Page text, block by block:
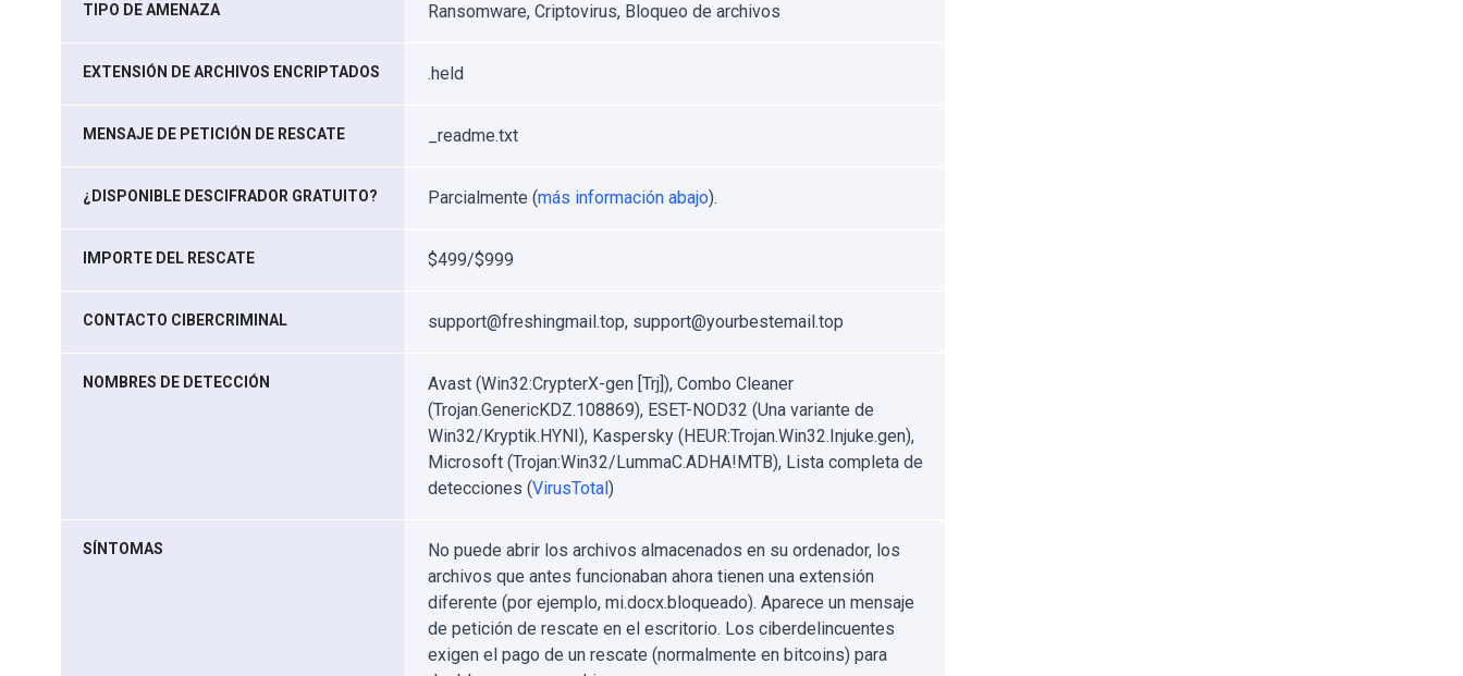
TIPO DE AMENAZA Ransomware, Criptovirus, Bloqueo de archivos
EXTENSIÓN DE ARCHIVOS ENCRIPTADOS .held
MENSAJE DE PETICIÓN DE RESCATE _readme.txt
¿DISPONIBLE DESCIFRADOR GRATUITO? Parcialmente (más información abajo).
IMPORTE DEL RESCATE $499/$999
CONTACTO CIBERCRIMINAL support@freshingmail.top, support@yourbestemail.top
NOMBRES DE DETECCIÓN
Avast (Win32:CrypterX-gen [Trj]), Combo Cleaner
(Trojan.GenericKDZ.108869), ESET-NOD32 (Una variante de
Win32/Kryptik.HYNI), Kaspersky (HEUR:Trojan.Win32.Injuke.gen),
Microsoft (Trojan:Win32/LummaC.ADHA!MTB), Lista completa de
detecciones (VirusTotal)
SÍNTOMAS
No puede abrir los archivos almacenados en su ordenador, los
archivos que antes funcionaban ahora tienen una extensión
diferente (por ejemplo, mi.docx.bloqueado). Aparece un mensaje
de petición de rescate en el escritorio. Los ciberdelincuentes
exigen el pago de un rescate (normalmente en bitcoins) para